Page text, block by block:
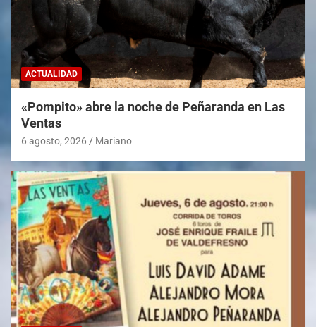
ACTUALIDAD
«Pompito» abre la noche de Peñaranda en Las
Ventas
6 agosto, 2026 Mariano